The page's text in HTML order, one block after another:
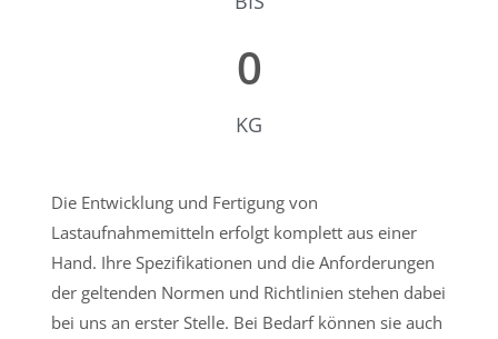
0
KG
Die Entwicklung und Fertigung von
Lastaufnahmemitteln erfolgt komplett aus einer
Hand. Ihre Spezifikationen und die Anforderungen
der geltenden Normen und Richtlinien stehen dabei
bei uns an erster Stelle. Bei Bedarf können sie auch